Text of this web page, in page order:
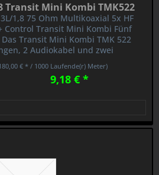
Transit Mini Kombi TMK522
1,8 75 Ohm Multikoaxial 5x HF
Control Transit Mini Kombi Fünf
Transit Mini Kombi TMK 522
2 Audiokabel und zwei
€ * / 1000 Laufende(r) Meter)
9,18 € *